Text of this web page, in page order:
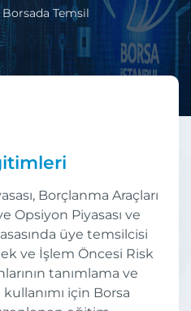
Borsada Temsil
Borçlanma Araçları
Opsiyon Piyasası ve
üye temsilcisi
ve İşlem Öncesi Risk
tanımlama ve
için Borsa